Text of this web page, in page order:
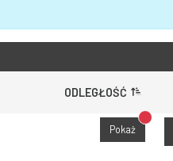
ODLEGŁOŚĆ
Pokaż Brak